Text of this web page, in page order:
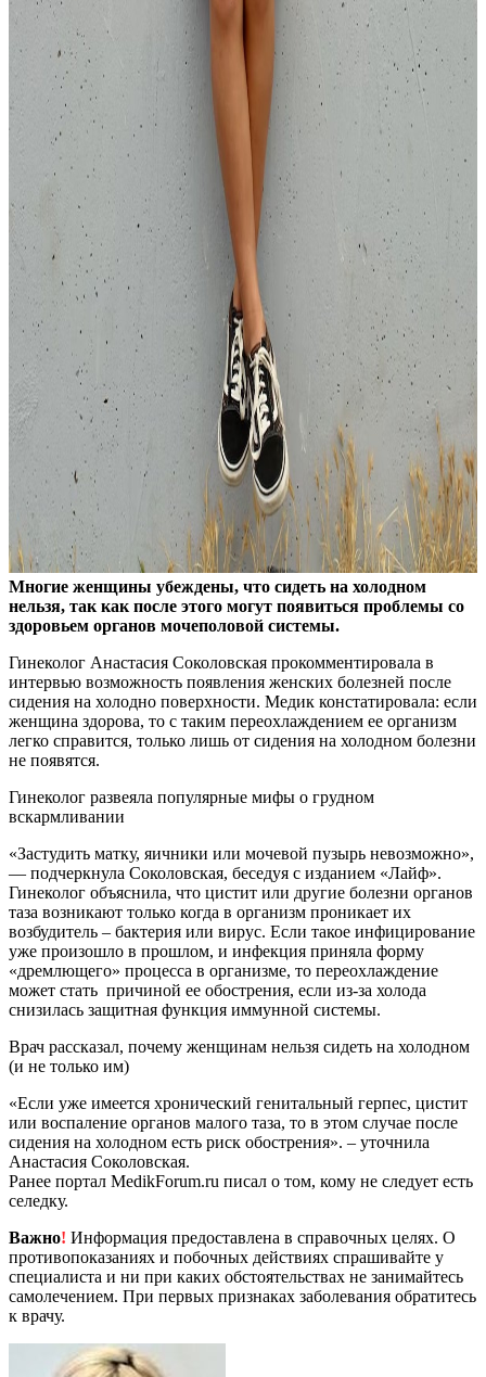
Многие женщины убеждены, что сидеть на холодном
нельзя, так как после этого могут появиться проблемы со
здоровьем органов мочеполовой системы.
Гинеколог Анастасия Соколовская прокомментировала в
интервью возможность появления женских болезней после
сидения на холодно поверхности. Медик констатировала: если
женщина здорова, то с таким переохлаждением ее организм
легко справится, только лишь от сидения на холодном болезни
не появятся.
Гинеколог развеяла популярные мифы о грудном
вскармливании
«Застудить матку, яичники или мочевой пузырь невозможно»,
— подчеркнула Соколовская, беседуя с изданием «Лайф».
Гинеколог объяснила, что цистит или другие болезни органов
таза возникают только когда в организм проникает их
возбудитель – бактерия или вирус. Если такое инфицирование
уже произошло в прошлом, и инфекция приняла форму
«дремлющего» процесса в организме, то переохлаждение
может стать причиной ее обострения, если из-за холода
снизилась защитная функция иммунной системы.
Врач рассказал, почему женщинам нельзя сидеть на холодном
(и не только им)
«Если уже имеется хронический генитальный герпес, цистит
или воспаление органов малого таза, то в этом случае после
сидения на холодном есть риск обострения». – уточнила
Анастасия Соколовская.
Ранее портал MedikForum.ru писал о том, кому не следует есть
селедку.
Важно! Информация предоставлена в справочных целях. О
противопоказаниях и побочных действиях спрашивайте у
специалиста и ни при каких обстоятельствах не занимайтесь
самолечением. При первых признаках заболевания обратитесь
к врачу.